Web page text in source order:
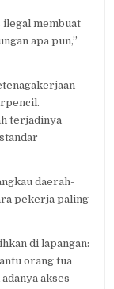
ilegal membuat
apa pun,”
terjadinya
daerah-
pekerja paling
di lapangan:
orang tua
akses